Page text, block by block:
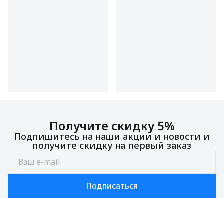
Получите скидку 5%
Подпишитесь на наши акции и новости и
получите скидку на первый заказ
Подписаться